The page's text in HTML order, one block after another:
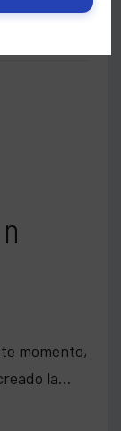
momento,
la…